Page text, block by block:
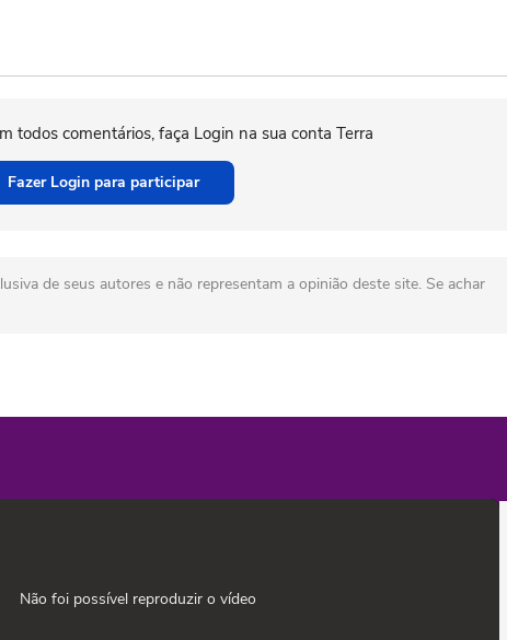
todos comentários, faça Login na sua conta Terra
Fazer Login para participar
de seus autores e não representam a opinião deste site. Se achar
Não foi possível reproduzir o vídeo